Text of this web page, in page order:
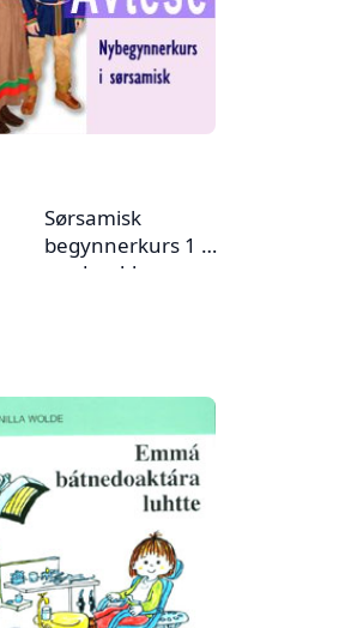
Sørsamisk
begynnerkurs 1 –
med weblærer